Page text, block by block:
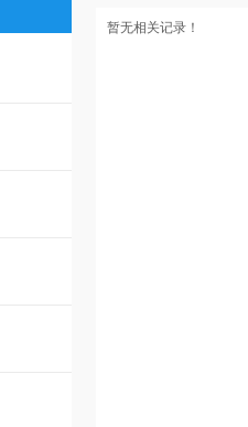
暂无相关记录！